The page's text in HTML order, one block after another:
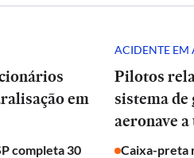
em
completa 30
ACIDENTE EM
Pilotos
sistema de
aeronave
Caixa-preta